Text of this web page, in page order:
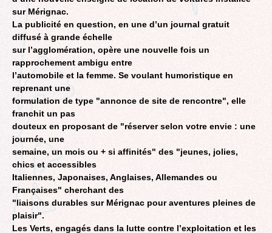
sur Mérignac.
La publicité en question, en une d’un journal gratuit
diffusé à grande échelle
sur l’agglomération, opère une nouvelle fois un
rapprochement ambigu entre
l’automobile et la femme. Se voulant humoristique en
reprenant une
formulation de type "annonce de site de rencontre", elle
franchit un pas
douteux en proposant de "réserver selon votre envie : une
journée, une
semaine, un mois ou + si affinités" des "jeunes, jolies,
chics et accessibles
Italiennes, Japonaises, Anglaises, Allemandes ou
Françaises" cherchant des
"liaisons durables sur Mérignac pour aventures pleines de
plaisir".
Les Verts, engagés dans la lutte contre l’exploitation et les